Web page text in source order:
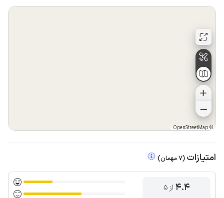
©
OpenStreetMap
امتیازات (
7مهمان)
4.4 از ۵